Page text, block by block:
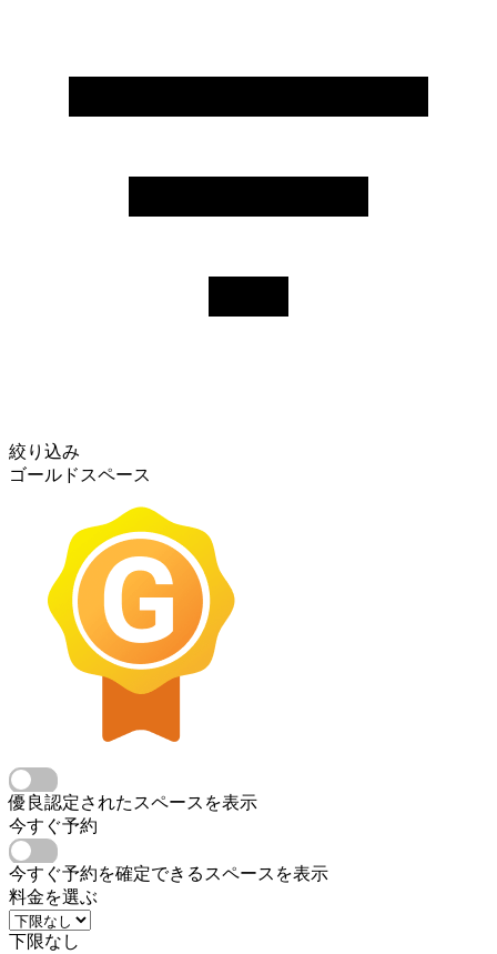
絞り込み
ゴールドスペース
優良認定されたスペースを表示
今すぐ予約
今すぐ予約を確定できるスペースを表示
料金を選ぶ
下限なし